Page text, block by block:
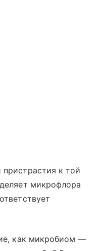
к той
микрофлора
как микробиом —